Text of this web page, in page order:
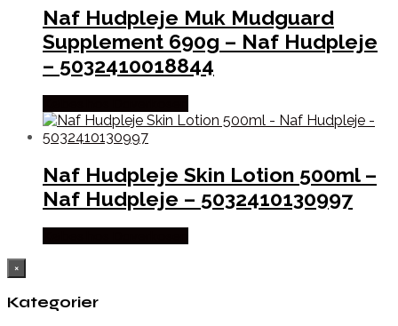
Naf Hudpleje Muk Mudguard
Supplement 690g – Naf Hudpleje
– 5032410018844
Naf Hudpleje Skin Lotion 500ml –
Naf Hudpleje – 5032410130997
×
Kategorier